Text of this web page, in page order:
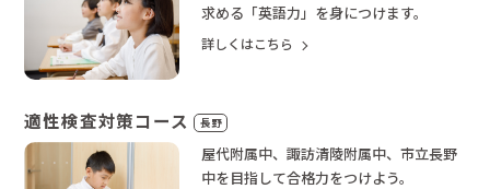
求める「英語力」を身につけます。
詳しくはこちら
適性検査対策コース 長野
屋代附属中、諏訪清陵附属中、市立長野
中を目指して合格力をつけよう。